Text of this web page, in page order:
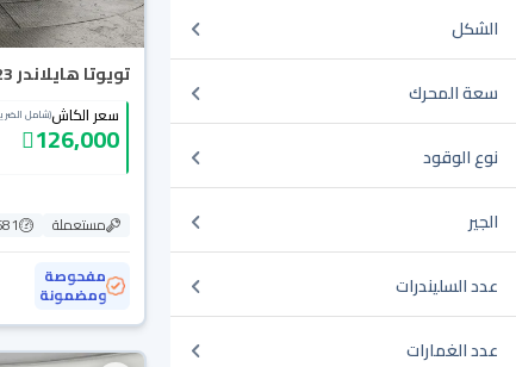
الشكل
سعة المحرك
نوع الوقود
الجير
عدد السليندرات
عدد الغمارات
تويوتا هايلاندر GLE 2023
سعر الكاش(شامل
126,000
مستعملة
مفحوصة
ومضمونة